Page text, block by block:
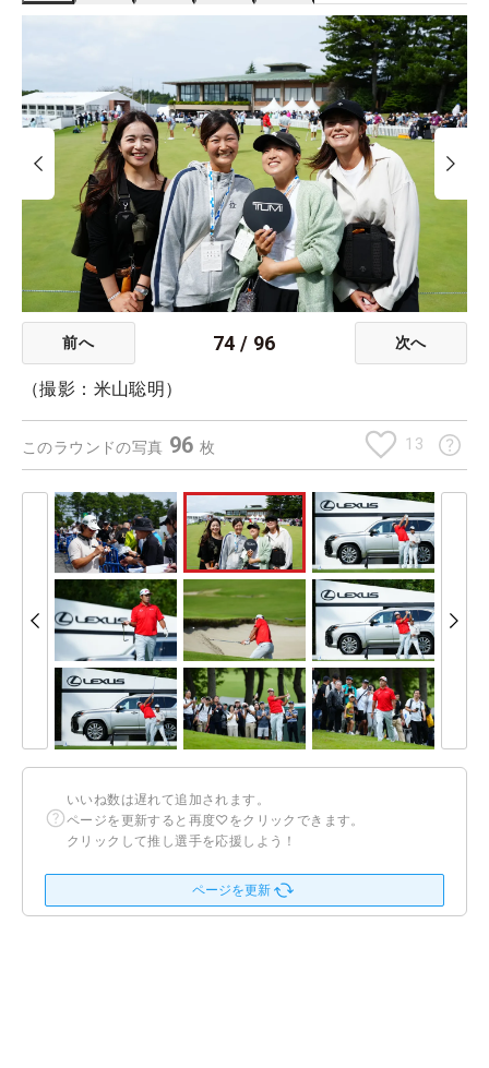
前へ 74 / 96 次へ
（撮影：米山聡明）
このラウンドの写真 96枚 13
いいね数は遅れて追加されます。
ページを更新すると再度♡をクリックできます。
クリックして推し選手を応援しよう！
ページを更新